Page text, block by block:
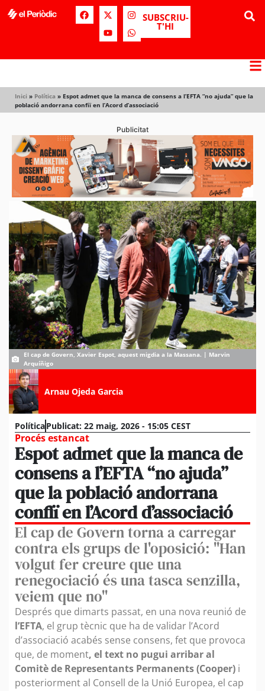
SUBSCRIU-
T'HI
Inici » Política » Espot admet que la manca de consens a l’EFTA “no ajuda” que la
població andorrana confiï en l’Acord d’associació
Publicitat
El cap de Govern, Xavier Espot, aquest migdia a la Massana. | Marvin
Arquíñigo
Arnau Ojeda Garcia
PolíticaPublicat: 22 maig, 2026 - 15:05 CEST
Procés estancat
Espot admet que la manca de
consens a l’EFTA “no ajuda”
que la població andorrana
confiï en l’Acord d’associació
El cap de Govern torna a carregar
contra els grups de l'oposició: "Han
volgut fer creure que una
renegociació és una tasca senzilla,
veiem que no"
Després que dimarts passat, en una nova reunió de
l’EFTA, el grup tècnic que ha de validar l’Acord
d’associació acabés sense consens, fet que provoca
que, de moment, el text no pugui arribar al
Comitè de Representants Permanents (Cooper) i
posteriorment al Consell de la Unió Europea, el cap